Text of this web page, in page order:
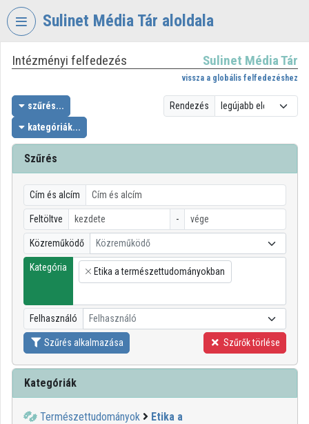
Fejléc kihagyása
Sulinet Média Tár aloldala
VIDEOTORIUM
SULINET
MÉDIA
TÁR
Intézményi kezdőlap
Bejelentkezés
Intézményi felfedezés
Kategóriák
Intézményi listák
Intézmények
Közreműködők
Intézményi felfedezés Sulinet Média Tár
vissza a globális felfedezéshez
szűrés...
kategóriák...
Rendezés
Szűrés
Cím és alcím
Feltöltve -
Közreműködő Közreműködő
Kategória
×
Etika a természettudományokban
Felhasználó Felhasználó
Szűrés alkalmazása Szűrők törlése
Kategóriák
Természettudományok
Etika a